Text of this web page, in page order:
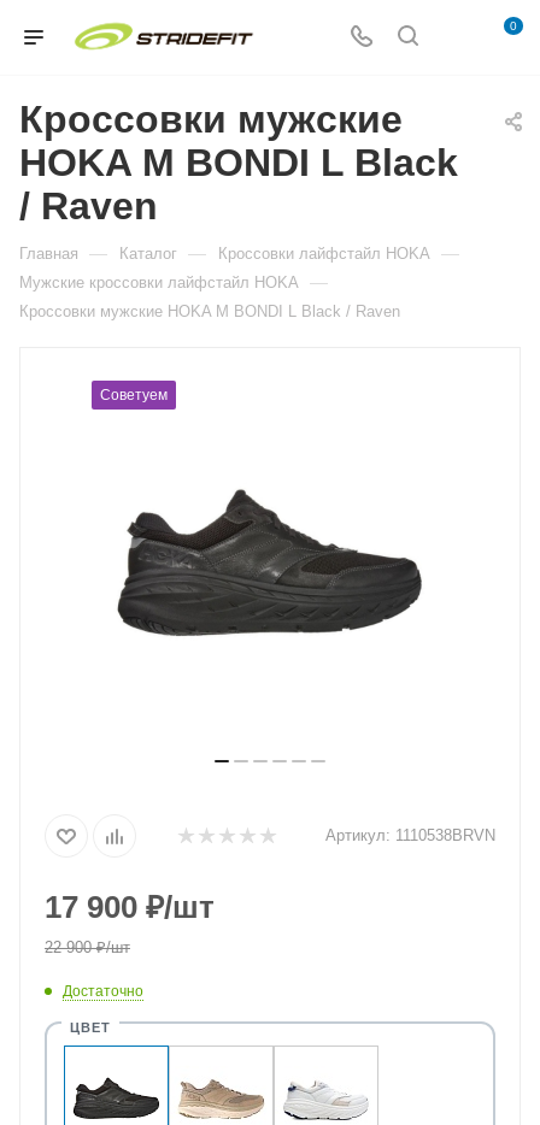
0
Кроссовки мужские
HOKA M BONDI L Black
/ Raven
Главная — Каталог — Кросcовки лайфстайл HOKA —
Мужские кросcовки лайфстайл HOKA —
Кроссовки мужские HOKA M BONDI L Black / Raven
Советуем
Артикул: 1110538BRVN
17 900 ₽/шт
22 900₽/шт
Достаточно